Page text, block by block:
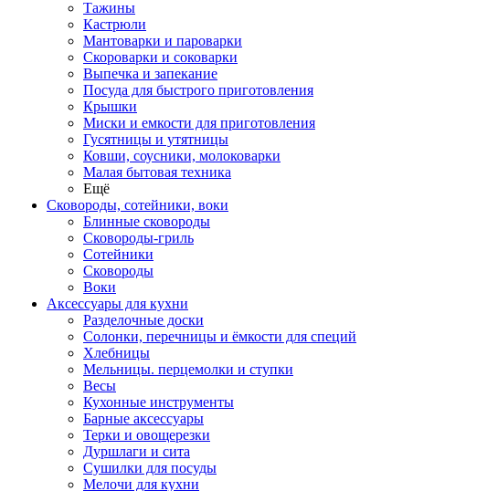
Тажины
Кастрюли
Мантоварки и пароварки
Скороварки и соковарки
Выпечка и запекание
Посуда для быстрого приготовления
Крышки
Миски и емкости для приготовления
Гусятницы и утятницы
Ковши, соусники, молоковарки
Малая бытовая техника
Ещё
Сковороды, сотейники, воки
Блинные сковороды
Сковороды-гриль
Сотейники
Сковороды
Воки
Аксессуары для кухни
Разделочные доски
Солонки, перечницы и ёмкости для специй
Хлебницы
Мельницы. перцемолки и ступки
Весы
Кухонные инструменты
Барные аксессуары
Терки и овощерезки
Дуршлаги и сита
Сушилки для посуды
Мелочи для кухни